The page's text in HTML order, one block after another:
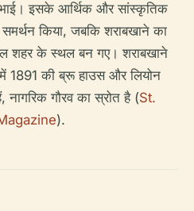
इसके आर्थिक और सांस्कृतिक
समर्थन किया, जबकि शराबखाने का
शहर के स्थल बन गए। शराबखाने
1891 की ब्रू हाउस और लियोन
गौरव का स्रोत है (St.
).